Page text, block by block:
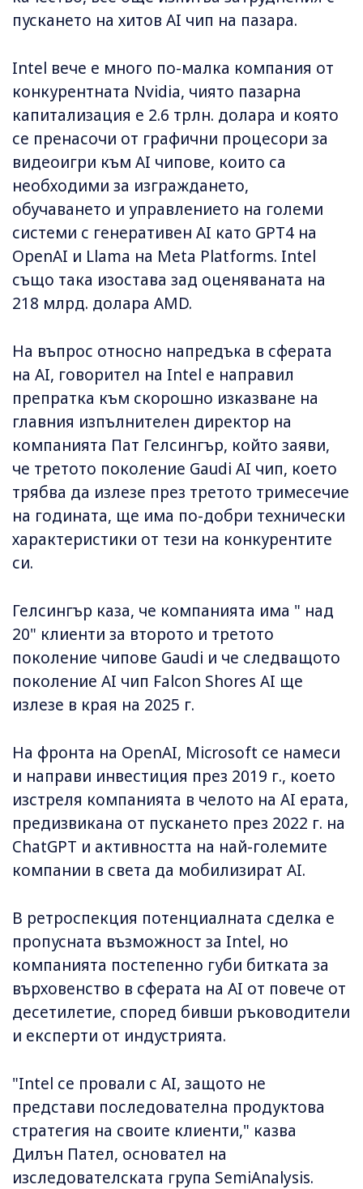
пускането на хитов AI чип на пазара.
Intel вече е много по-малка компания от
конкурентната Nvidia, чиято пазарна
капитализация е 2.6 трлн. долара и която
се пренасочи от графични процесори за
видеоигри към AI чипове, които са
необходими за изграждането,
обучаването и управлението на големи
системи с генеративен AI като GPT4 на
OpenAI и Llama на Meta Platforms. Intel
също така изостава зад оценяваната на
218 млрд. долара AMD.
На въпрос относно напредъка в сферата
на AI, говорител на Intel е направил
препратка към скорошно изказване на
главния изпълнителен директор на
компанията Пат Гелсингър, който заяви,
че третото поколение Gaudi AI чип, което
трябва да излезе през третото тримесечие
на годината, ще има по-добри технически
характеристики от тези на конкурентите
си.
Гелсингър каза, че компанията има " над
20" клиенти за второто и третото
поколение чипове Gaudi и че следващото
поколение AI чип Falcon Shores AI ще
излезе в края на 2025 г.
На фронта на OpenAI, Microsoft се намеси
и направи инвестиция през 2019 г., което
изстреля компанията в челото на AI ерата,
предизвикана от пускането през 2022 г. на
ChatGPT и активността на най-големите
компании в света да мобилизират AI.
В ретроспекция потенциалната сделка е
пропусната възможност за Intel, но
компанията постепенно губи битката за
върховенство в сферата на AI от повече от
десетилетие, според бивши ръководители
и експерти от индустрията.
"Intel се провали с AI, защото не
представи последователна продуктова
стратегия на своите клиенти," казва
Дилън Пател, основател на
изследователската група SemiAnalysis.